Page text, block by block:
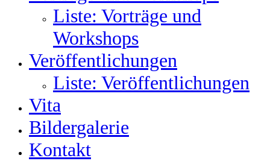
Liste: Vorträge und
Workshops
Veröffentlichungen
Liste: Veröffentlichungen
Vita
Bildergalerie
Kontakt